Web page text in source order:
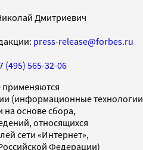
Дмитриевич
press-release@forbes.ru
(495) 565-32-06
(информационные технологии
основе сбора,
относящихся
сети «Интернет»,
Федерации)